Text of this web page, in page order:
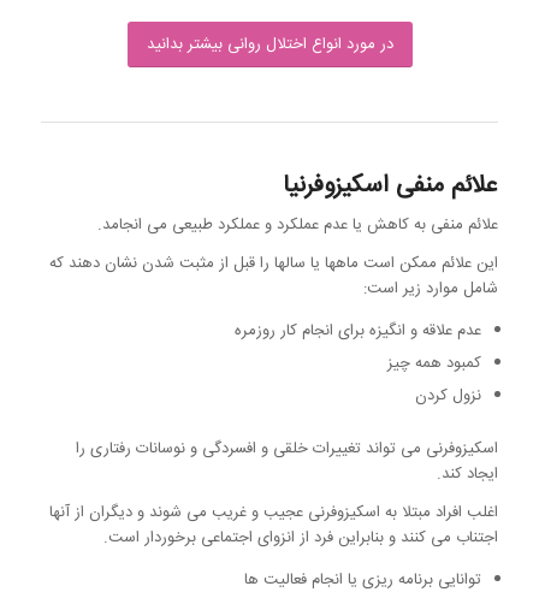
در مورد انواع اختلال روانی بیشتر بدانید
علائم منفی اسکیزوفرنیا
علائم منفی به کاهش یا عدم عملکرد و عملکرد طبیعی می انجامد.
این علائم ممکن است ماهها یا سالها را قبل از مثبت شدن نشان دهند که
شامل موارد زیر است:
عدم علاقه و انگیزه برای انجام کار روزمره
کمبود همه چیز
نزول کردن
اسکیزوفرنی می تواند تغییرات خلقی و افسردگی و نوسانات رفتاری را
ایجاد کند.
اغلب افراد مبتلا به اسکیزوفرنی عجیب و غریب می شوند و دیگران از آنها
اجتناب می کنند و بنابراین فرد از انزوای اجتماعی برخوردار است.
توانایی برنامه ریزی یا انجام فعالیت ها